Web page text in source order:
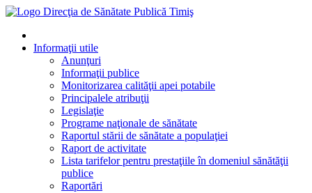
Informaţii utile
Anunţuri
Informaţii publice
Monitorizarea calităţii apei potabile
Principalele atribuţii
Legislaţie
Programe naţionale de sănătate
Raportul stării de sănătate a populaţiei
Raport de activitate
Lista tarifelor pentru prestaţiile în domeniul sănătăţii
publice
Raportări